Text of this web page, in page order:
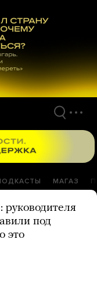
МАГАЗ
под
это